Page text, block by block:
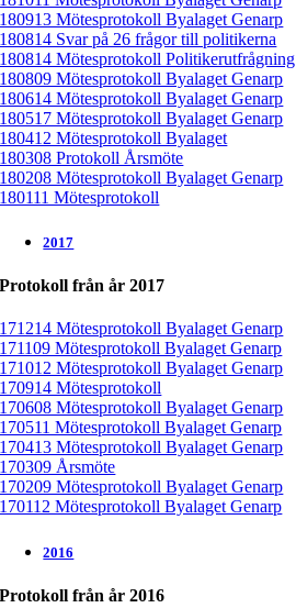
180913 Mötesprotokoll Byalaget Genarp
180814 Svar på 26 frågor till politikerna
180814 Mötesprotokoll Politikerutfrågning
180809 Mötesprotokoll Byalaget Genarp
180614 Mötesprotokoll Byalaget Genarp
180517 Mötesprotokoll Byalaget Genarp
180412 Mötesprotokoll Byalaget
180308 Protokoll Årsmöte
180208 Mötesprotokoll Byalaget Genarp
180111 Mötesprotokoll
2017
Protokoll från år 2017
171214 Mötesprotokoll Byalaget Genarp
171109 Mötesprotokoll Byalaget Genarp
171012 Mötesprotokoll Byalaget Genarp
170914 Mötesprotokoll
170608 Mötesprotokoll Byalaget Genarp
170511 Mötesprotokoll Byalaget Genarp
170413 Mötesprotokoll Byalaget Genarp
170309 Årsmöte
170209 Mötesprotokoll Byalaget Genarp
170112 Mötesprotokoll Byalaget Genarp
2016
Protokoll från år 2016